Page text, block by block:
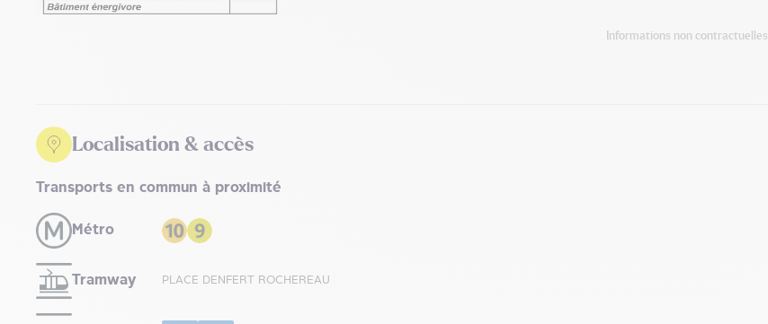
Informations non contractuelles
Localisation & accès
Transports en commun à proximité
Métro
Tramway PLACE DENFERT ROCHEREAU